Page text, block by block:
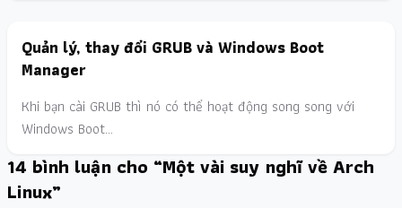
Quản lý, thay đổi GRUB và Windows Boot
Manager
Khi bạn cài GRUB thì nó có thể hoạt động song song với
Windows Boot…
14 bình luận cho “Một vài suy nghĩ về Arch
Linux”